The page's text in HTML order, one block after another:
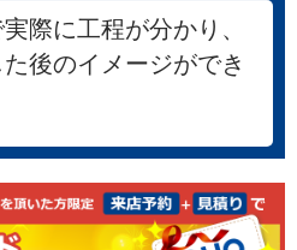
際に工程が分かり、
後のイメージができ